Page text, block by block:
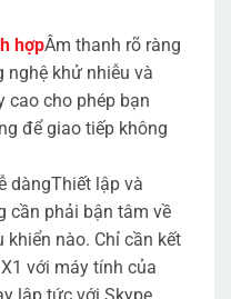
hợpÂm thanh rõ ràng
nghệ khử nhiễu và
cao cho phép bạn
để giao tiếp không
dàngThiết lập và
cần phải bận tâm về
nào. Chỉ cần kết
với máy tính của